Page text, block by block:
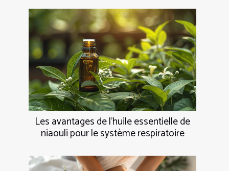
Les avantages de l'huile essentielle de
niaouli pour le système respiratoire